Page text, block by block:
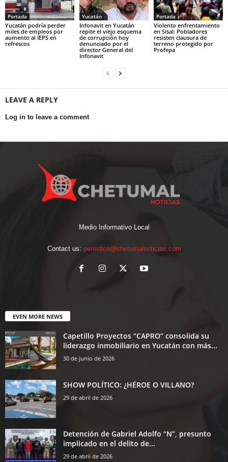
Portada
Yucatán podría perder
miles de empleos por
aumento al IEPS en
refrescos
Yucatán
Infonavit en Yucatán
repite el viejo esquema
de corrupción hoy
denunciado por el
director General del
Infonavit
Portada
Violento enfrentamiento
en Sisal: Pobladores
resisten clausura de
terreno protegido por
Profepa
LEAVE A REPLY
Log in to leave a comment
Medio Informativo Local
Contact us: periodico@chetumalnoticias.com
EVEN MORE NEWS
Capetillo Proyectos “CAPRO” consolida su
liderazgo inmobiliario en Yucatán con más...
30 de junio de 2026
SHOW POLÍTICO: ¿HÉROE O VILLANO?
29 de abril de 2026
Detención de Gabriel Adolfo “N”, presunto
implicado en el delito de...
29 de abril de 2026